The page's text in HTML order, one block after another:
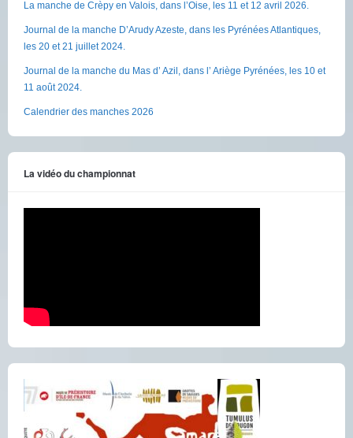
La manche de Crèpy en Valois, dans l’Oise, les 11 et 12 avril 2026.
Journal de la manche D’Arudy Azeste, dans les Pyrénées Atlantiques,
les 20 et 21 juillet 2024.
Journal de la manche du Mas d’ Azil, dans l’ Ariège Pyrénées, les 10 et
11 août 2024.
Calendrier des manches 2026
La vidéo du championnat